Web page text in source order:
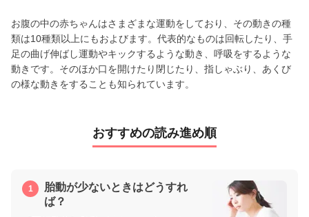
お腹の中の赤ちゃんはさまざまな運動をしており、その動きの種
類は10種類以上にもおよびます。代表的なものは回転したり、手
足の曲げ伸ばし運動やキックするような動き、呼吸をするような
動きです。そのほか口を開けたり閉じたり、指しゃぶり、あくび
の様な動きをすることも知られています。
おすすめの読み進め順
胎動が少ないときはどうすれ
ば？